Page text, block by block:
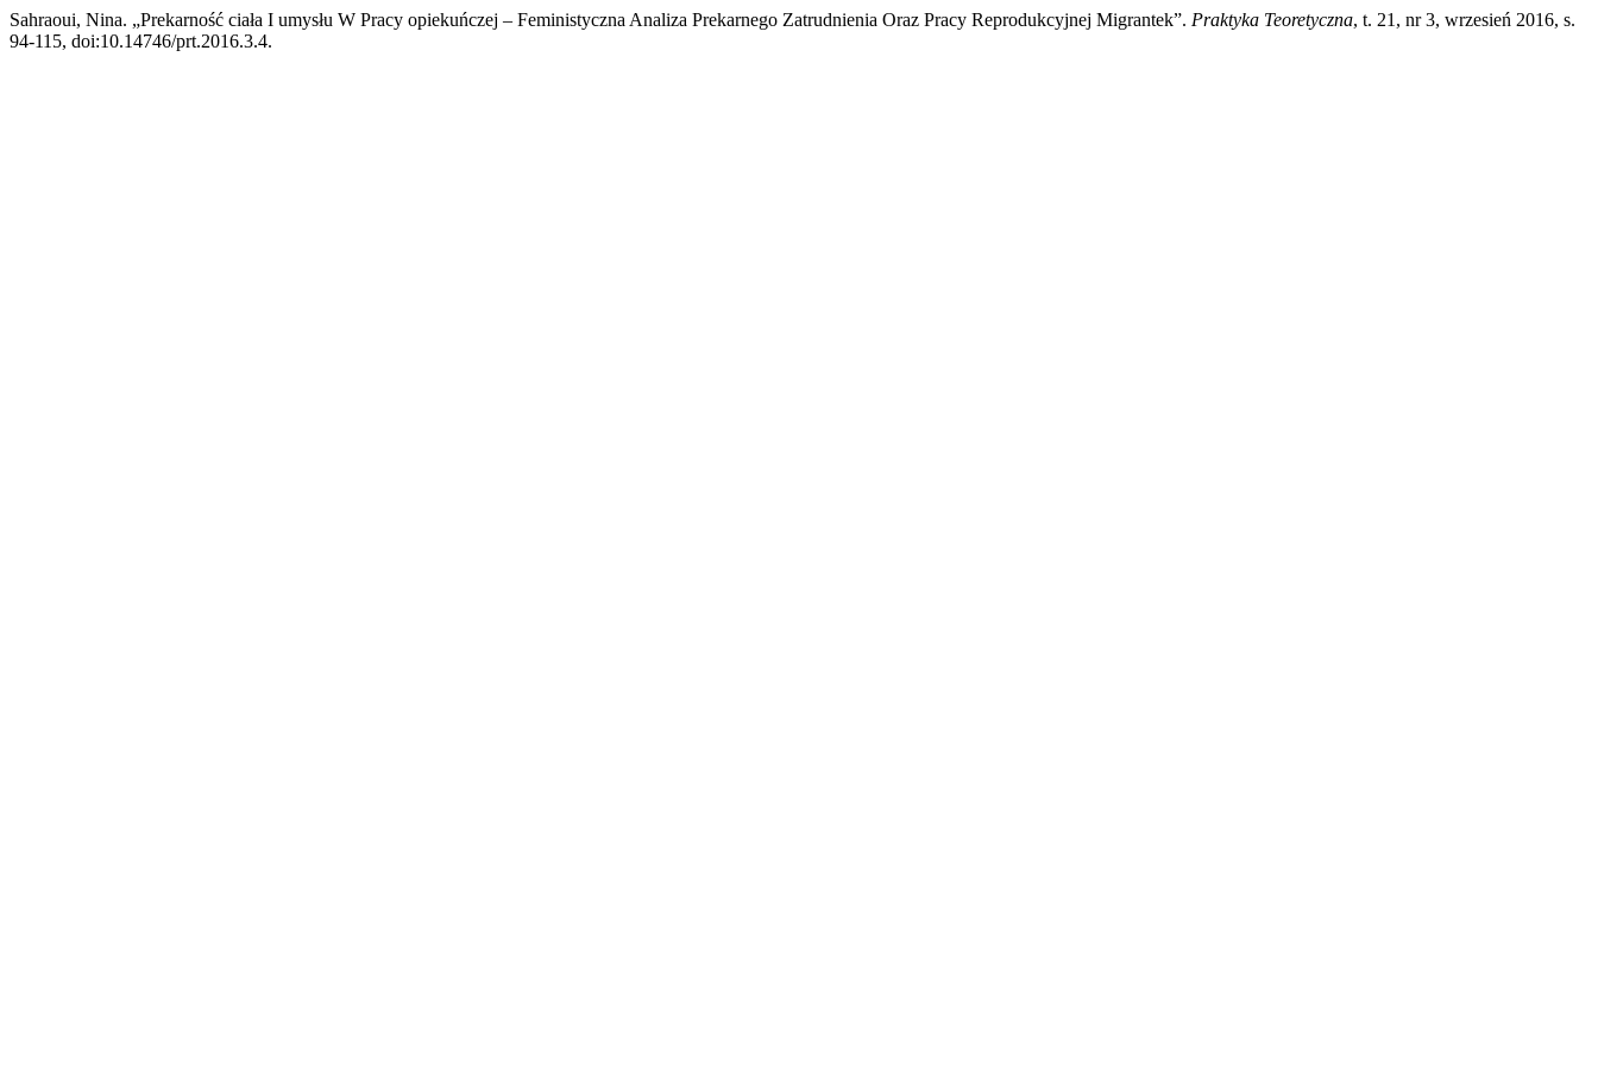
Sahraoui, Nina. „Prekarność ciała I umysłu W Pracy opiekuńczej – Feministyczna Analiza Prekarnego Zatrudnienia Oraz Pracy Reprodukcyjnej Migrantek”. Praktyka Teoretyczna, t. 21, nr 3, wrzesień 2016, s.
94-115, doi:10.14746/prt.2016.3.4.